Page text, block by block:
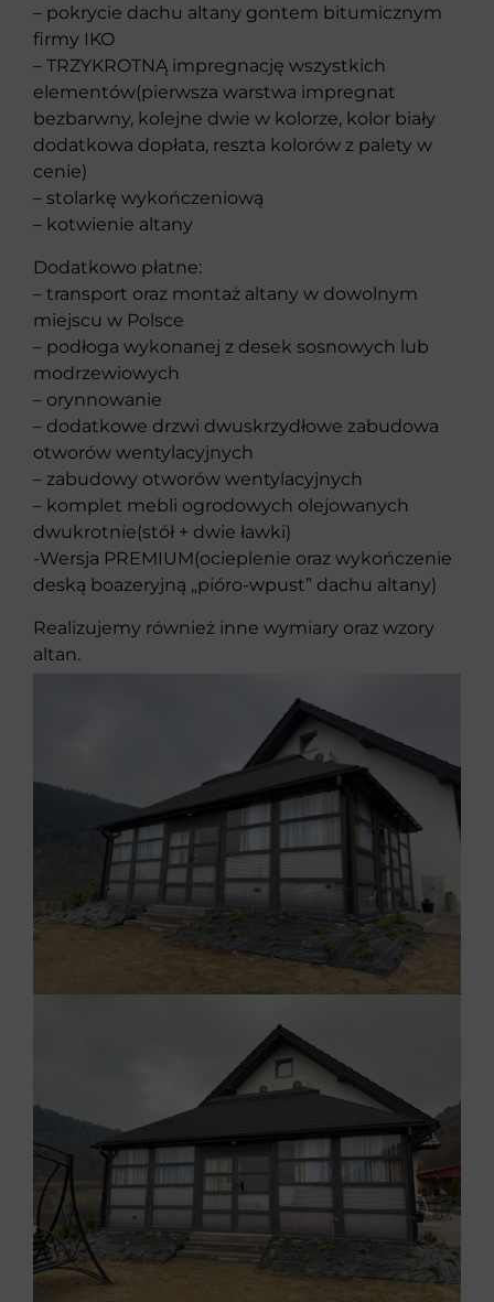
– pokrycie dachu altany gontem bitumicznym
firmy IKO
– TRZYKROTNĄ impregnację wszystkich
elementów(pierwsza warstwa impregnat
bezbarwny, kolejne dwie w kolorze, kolor biały
dodatkowa dopłata, reszta kolorów z palety w
cenie)
– stolarkę wykończeniową
– kotwienie altany
Dodatkowo płatne:
– transport oraz montaż altany w dowolnym
miejscu w Polsce
– podłoga wykonanej z desek sosnowych lub
modrzewiowych
– orynnowanie
– dodatkowe drzwi dwuskrzydłowe zabudowa
otworów wentylacyjnych
– zabudowy otworów wentylacyjnych
– komplet mebli ogrodowych olejowanych
dwukrotnie(stół + dwie ławki)
-Wersja PREMIUM(ocieplenie oraz wykończenie
deską boazeryjną „pióro-wpust” dachu altany)
Realizujemy również inne wymiary oraz wzory
altan.